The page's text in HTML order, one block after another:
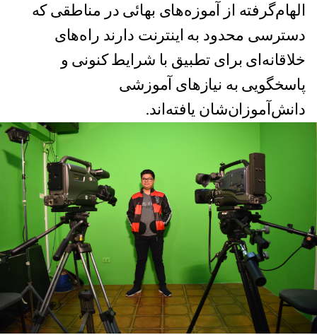
الهام‌گرفته از آموزه‌های بهائی در مناطقی که
دسترسی محدود به اینترنت دارند راه‌های
خلاقانه‌ای برای تطبیق با شرایط کنونی و
پاسخگویی به نیازهای آموزشی
دانش‌آموزان‌شان یافته‌اند.